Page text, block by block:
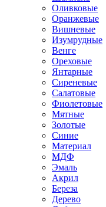
Оливковые
Оранжевые
Вишневые
Изумрудные
Венге
Ореховые
Янтарные
Сиреневые
Салатовые
Фиолетовые
Мятные
Золотые
Синие
Материал
МДФ
Эмаль
Акрил
Береза
Дерево